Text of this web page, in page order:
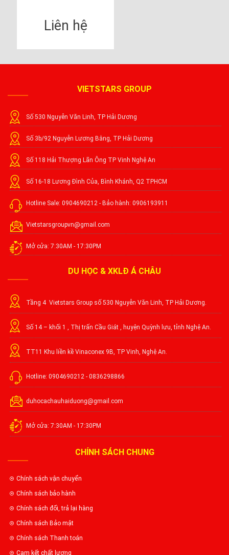
Liên hệ
VIETSTARS GROUP
Số 530 Nguyễn Văn Linh, TP Hải Dương
Số 3b/92 Nguyễn Lương Bằng, TP Hải Dương
Số 118 Hải Thượng Lãn Ông TP Vinh Nghệ An
Số 16-18 Lương Đình Của, Bình Khánh, Q2 TPHCM
Hotline Sale: 0904690212 - Bảo hành: 0906193911
Vietstarsgroupvn@gmail.com
Mở cửa: 7:30AM - 17:30PM
DU HỌC & XKLĐ Á CHÂU
Tầng 4 Vietstars Group số 530 Nguyễn Văn Linh, TP Hải Dương.
Số 14 – khối 1 , Thị trấn Cầu Giát , huyện Quỳnh lưu, tỉnh Nghệ An.
TT11 Khu liền kề Vinaconex 9B, TP Vinh, Nghệ An.
Hotline: 0904690212 - 0836298866
duhocachauhaiduong@gmail.com
Mở cửa: 7:30AM - 17:30PM
CHÍNH SÁCH CHUNG
Chính sách vận chuyển
Chính sách bảo hành
Chính sách đổi, trả lại hàng
Chính sách Bảo mật
Chính sách Thanh toán
Cam kết chất lượng